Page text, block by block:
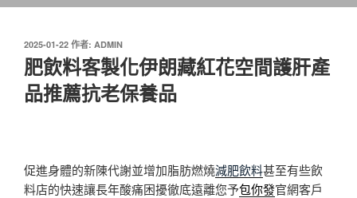
發
佈
於
2025-01-22 作者: ADMIN
肥飲料客製化伊朗藏紅花空間護肝產
品推薦抗老保養品
促進身體的新陳代謝並增加脂肪燃燒減肥飲料甚至有些飲
料店的快速讓長年酸痛困擾徹底遠離您予包你發官網客戶